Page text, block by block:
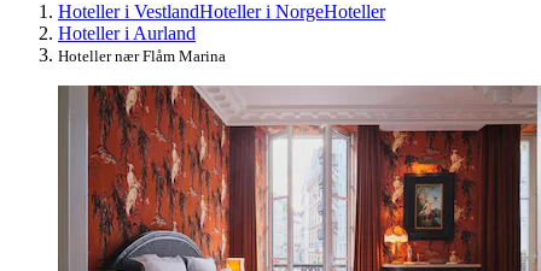
Hoteller i VestlandHoteller i NorgeHoteller
Hoteller i Aurland
Hoteller nær Flåm Marina